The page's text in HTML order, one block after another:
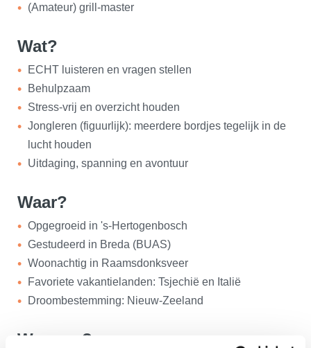
(Amateur) grill-master
Wat?
ECHT luisteren en vragen stellen
Behulpzaam
Stress-vrij en overzicht houden
Jongleren (figuurlijk): meerdere bordjes tegelijk in de
lucht houden
Uitdaging, spanning en avontuur
Waar?
Opgegroeid in 's-Hertogenbosch
Gestudeerd in Breda (BUAS)
Woonachtig in Raamsdonksveer
Favoriete vakantielanden: Tsjechië en Italië
Droombestemming: Nieuw-Zeeland
Waarom?